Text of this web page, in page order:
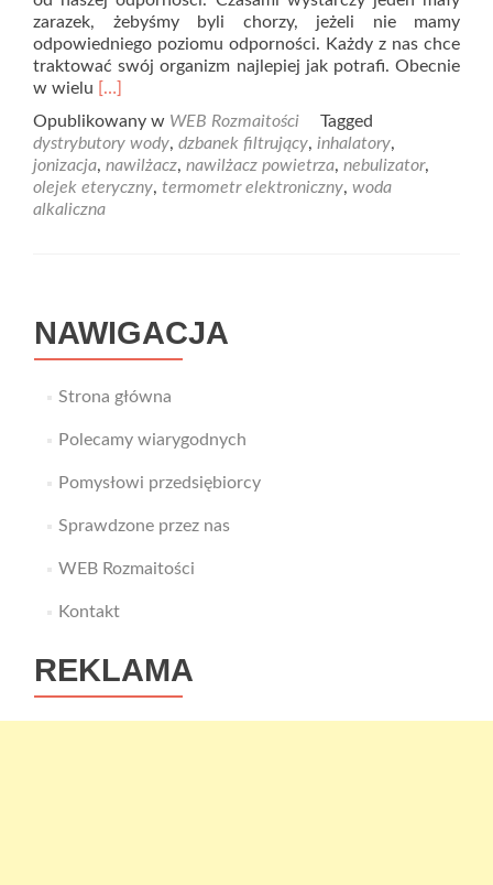
zarazek, żebyśmy byli chorzy, jeżeli nie mamy
odpowiedniego poziomu odporności. Każdy z nas chce
traktować swój organizm najlepiej jak potrafi. Obecnie
w wielu Read
about
Nebulizator
[…]
Opublikowany w WEB Rozmaitości
Tagged
dystrybutory wody, dzbanek filtrujący, inhalatory,
jonizacja, nawilżacz, nawilżacz powietrza, nebulizator,
olejek eteryczny, termometr elektroniczny, woda
alkaliczna
NAWIGACJA
Strona główna
Polecamy wiarygodnych
Pomysłowi przedsiębiorcy
Sprawdzone przez nas
WEB Rozmaitości
Kontakt
REKLAMA